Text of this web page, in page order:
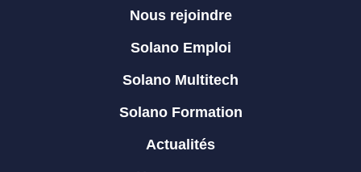
Nous rejoindre
Solano Emploi
Solano Multitech
Solano Formation
Actualités